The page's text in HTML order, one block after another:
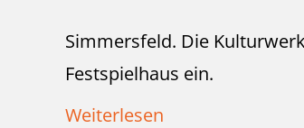
Simmersfeld. Die
Festspielhaus ein.
Weiterlesen